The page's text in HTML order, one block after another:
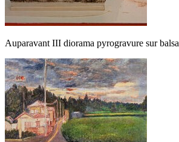
Auparavant III diorama pyrogravure sur